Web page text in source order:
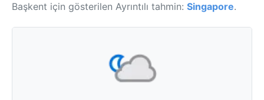
Başkent için gösterilen Ayrıntılı tahmin: Singapore.